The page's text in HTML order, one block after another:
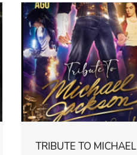
TRIBUTE TO MICHAEL